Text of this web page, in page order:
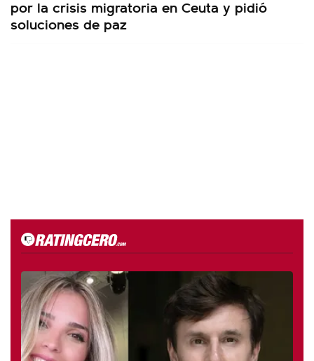
por la crisis migratoria en Ceuta y pidió
soluciones de paz